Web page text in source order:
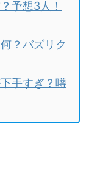
予想3人！
？バズリク
手すぎ？噂